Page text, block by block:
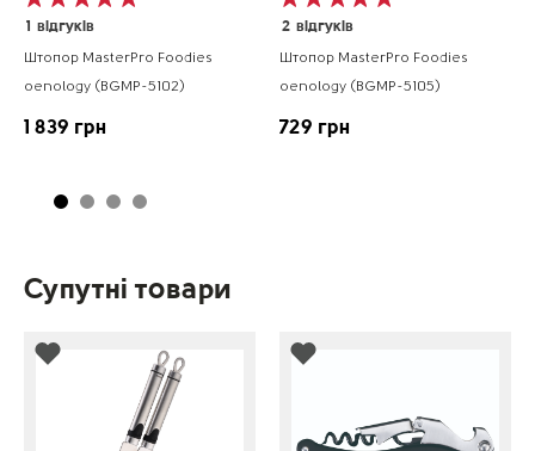
1 відгуків
Штопор MasterPro Foodies
oenology (BGMP-5102)
1 839 грн
2 відгуків
Штопор MasterPro Foodies
oenology (BGMP-5105)
729 грн
Супутні товари